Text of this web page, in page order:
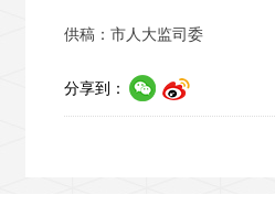
供稿：市人大监司委
分享到：